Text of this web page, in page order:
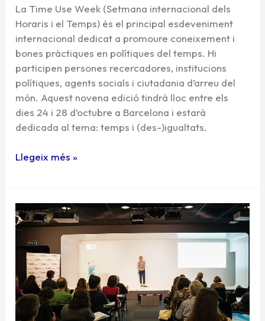
La Time Use Week (Setmana internacional dels
Horaris i el Temps) és el principal esdeveniment
internacional dedicat a promoure coneixement i
bones pràctiques en polítiques del temps. Hi
participen persones recercadores, institucions
polítiques, agents socials i ciutadania d’arreu del
món. Aquest novena edició tindrà lloc entre els
dies 24 i 28 d’octubre a Barcelona i estarà
dedicada al tema: temps i (des-)igualtats.
Llegeix més »
Time
Use
Week
2022:
26
d’octubre
–
Cap